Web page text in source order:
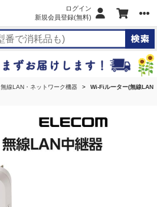
ログイン
新規会員登録(無料)
無線LAN・ネットワーク機器
Wi-Fiルーター(無線LAN